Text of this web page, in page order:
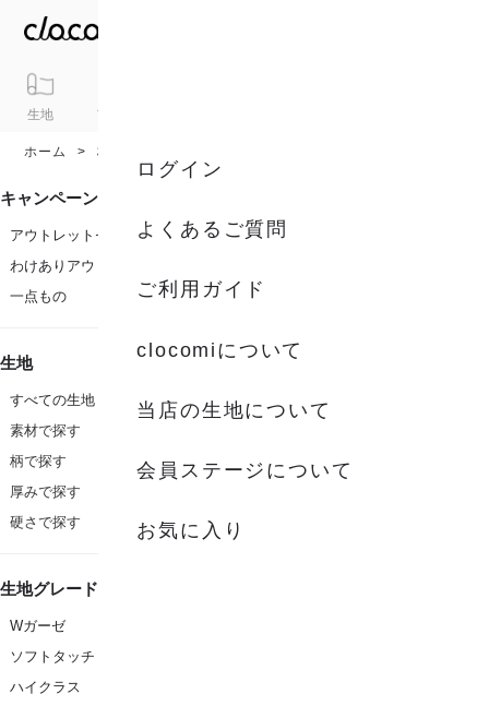
生地 アイテム
ログイン
よくあるご質問
ご利用ガイド
clocomiについて
当店の生地について
会員ステージについて
お気に入り
ホーム 柄
キャンペーン
アウトレットセール
わけありアウトレット
一点もの
生地
すべての生地
素材で探す
柄で探す
厚みで探す
硬さで探す
生地グレード
Wガーゼ
ソフトタッチ
ハイクラス